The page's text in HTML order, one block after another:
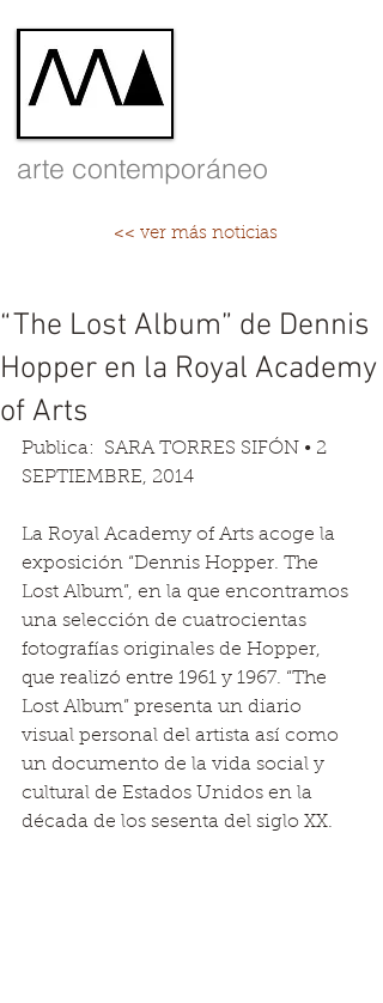
arte contemporáneo
<< ver más noticias
“The Lost Album” de Dennis
Hopper en la Royal Academy
of Arts
Publica:  SARA TORRES SIFÓN • 2
SEPTIEMBRE, 2014
La Royal Academy of Arts acoge la
exposición “Dennis Hopper. The
Lost Album”, en la que encontramos
una selección de cuatrocientas
fotografías originales de Hopper,
que realizó entre 1961 y 1967. “The
Lost Album” presenta un diario
visual personal del artista así como
un documento de la vida social y
cultural de Estados Unidos en la
década de los sesenta del siglo XX.